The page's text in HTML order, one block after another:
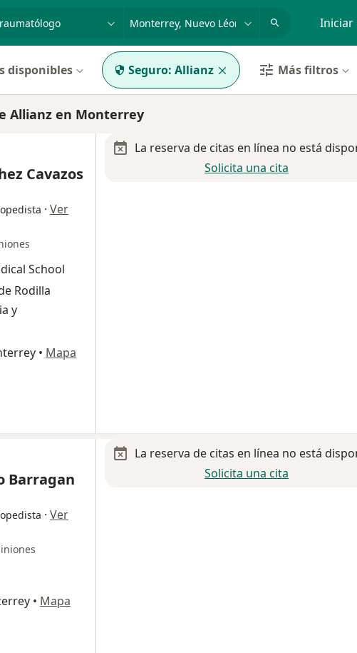
enfermedad o nombre Iniciar
disponibles Seguro: Allianz Más filtros
Allianz en Monterrey
Cavazos
· Ver
School
Rodilla
y
• Mapa
La reserva de citas en línea no está
Solicita una cita
Barragan
· Ver
• Mapa
La reserva de citas en línea no está
Solicita una cita